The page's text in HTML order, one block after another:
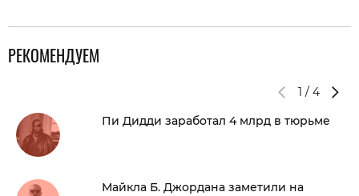
РЕКОМЕНДУЕМ
1 / 4
Пи Дидди заработал 4 млрд в тюрьме
Майкла Б. Джордана заметили на